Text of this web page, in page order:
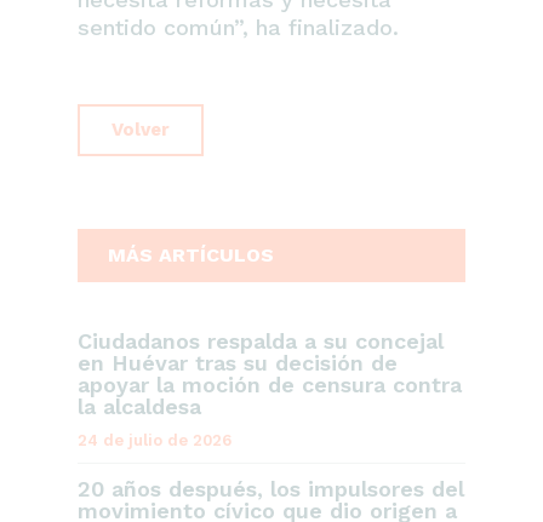
sentido común”, ha finalizado.
Volver
MÁS ARTÍCULOS
Ciudadanos respalda a su concejal
en Huévar tras su decisión de
apoyar la moción de censura contra
la alcaldesa
24 de julio de 2026
20 años después, los impulsores del
movimiento cívico que dio origen a